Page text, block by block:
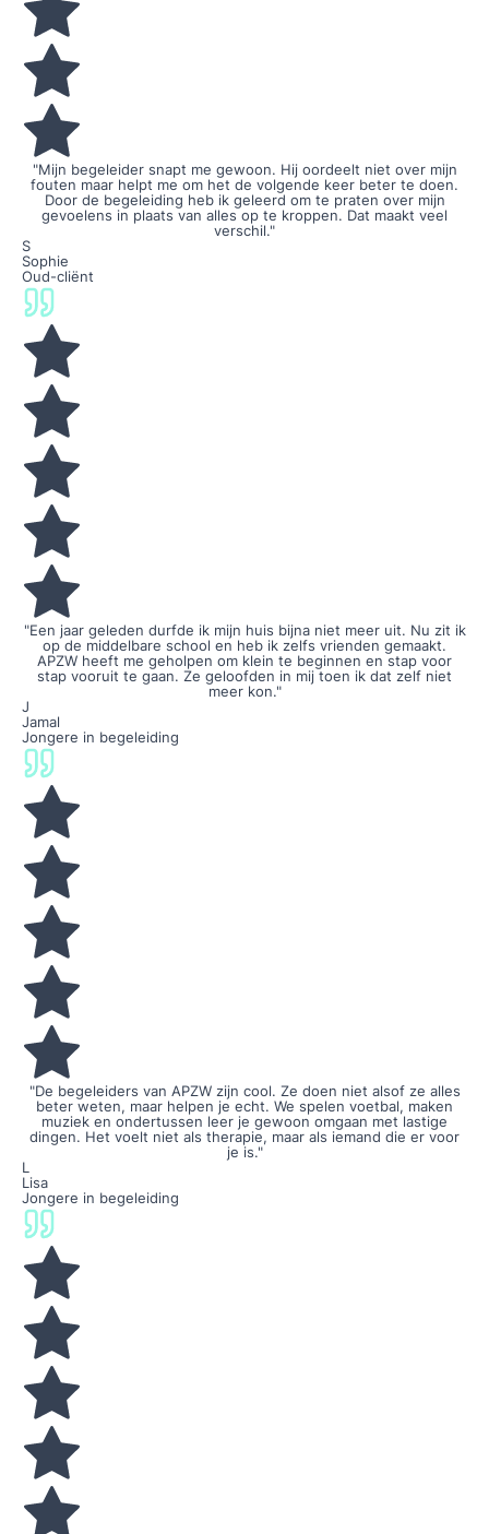
"Mijn begeleider snapt me gewoon. Hij oordeelt niet over mijn
fouten maar helpt me om het de volgende keer beter te doen.
Door de begeleiding heb ik geleerd om te praten over mijn
gevoelens in plaats van alles op te kroppen. Dat maakt veel
verschil."
S
Sophie
Oud-cliënt
"Een jaar geleden durfde ik mijn huis bijna niet meer uit. Nu zit ik
op de middelbare school en heb ik zelfs vrienden gemaakt.
APZW heeft me geholpen om klein te beginnen en stap voor
stap vooruit te gaan. Ze geloofden in mij toen ik dat zelf niet
meer kon."
J
Jamal
Jongere in begeleiding
"De begeleiders van APZW zijn cool. Ze doen niet alsof ze alles
beter weten, maar helpen je echt. We spelen voetbal, maken
muziek en ondertussen leer je gewoon omgaan met lastige
dingen. Het voelt niet als therapie, maar als iemand die er voor
je is."
L
Lisa
Jongere in begeleiding